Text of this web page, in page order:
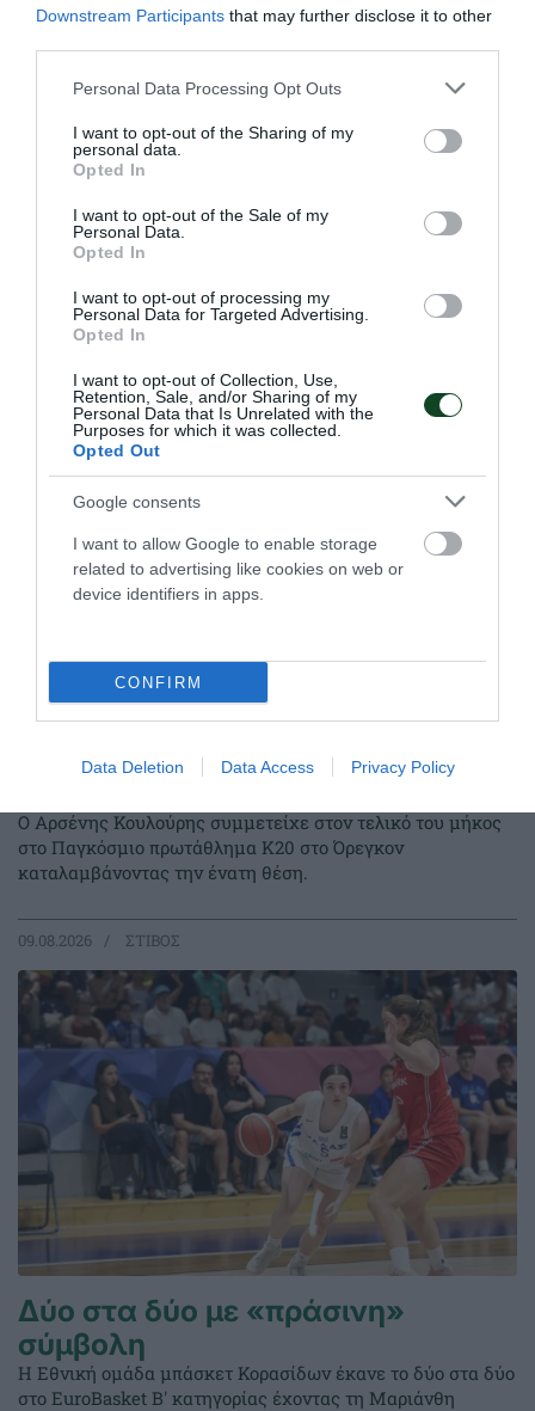
Downstream Participants that may further disclose it to other
Please note that this website/app uses one or more Google
not limited to your visit or usage behaviour. You may click to
grant or deny consent to Google and its third-party tags to
use your data for below specified purposes in below Google
consent section.
Personal Data Processing Opt Outs
I want to opt-out of the Sharing of my
personal data.
Opted In
I want to opt-out of the Sale of my
Personal Data.
Opted In
I want to opt-out of processing my
Personal Data for Targeted Advertising.
Opted In
I want to opt-out of Collection, Use,
Retention, Sale, and/or Sharing of my
Personal Data that Is Unrelated with the
Purposes for which it was collected.
Opted Out
Google consents
I want to allow Google to enable storage
related to advertising like cookies on web or
device identifiers in apps.
CONFIRM
Data Deletion Data Access Privacy Policy
Σαρωτική εμφάνιση και
«πράσινη» κυριαρχία του
Παναθηναϊκού στο Βύρωνα!
σκοπευτικό τμήμα του Παναθηναϊκού στο Εθνικό
Σκοπευτήριο Βύρωνα.
14.06.2026 ΣΚΟΠΟΒΟΛΗ
ΤΕΛΕΥΤΑΙΑ ΝΕΑ
Ο Αρσένης Κουλούρης συμμετείχε στον τελικό του μήκος
στο Παγκόσμιο πρωτάθλημα Κ20 στο Όρεγκον
καταλαμβάνοντας την ένατη θέση.
09.08.2026 ΣΤΙΒΟΣ
Δύο στα δύο με «πράσινη»
σύμβολη
Η Εθνική ομάδα μπάσκετ Κορασίδων έκανε το δύο στα δύο
στο EuroBasket Β' κατηγορίας έχοντας τη Μαριάνθη